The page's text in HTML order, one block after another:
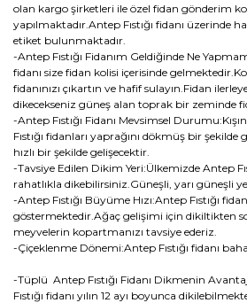
olan kargo şirketleri ile özel fidan gönderim
yapılmaktadır.Antep Fıstığı fidanı üzerinde
etiket bulunmaktadır.
-Antep Fıstığı Fidanım Geldiğinde Ne
fidanı size fidan kolisi içerisinde
fidanınızı çıkartın ve hafif sulayın.Fidan
dikecekseniz güneş alan toprak bir zeminde
-Antep Fıstığı Fidanı Mevsimsel
Fıstığı fidanları yaprağını dökmüş bir
hızlı bir şekilde gelişecektir.
-Tavsiye Edilen Dikim Yeri:Ülkemizde Antep
rahatlıkla dikebilirsiniz.Güneşli, yarı güneşli
-Antep Fıstığı Büyüme Hızı:Antep Fıstığı
göstermektedir.Ağaç gelişimi için dikiltikten
meyvelerin kopartmanızı tavsiye ederiz.
-Çiçeklenme Dönemi:Antep Fıstığı fidanı
-Tüplü Antep Fıstığı Fidanı Dikmenin
Fıstığı fidanı yılın 12 ayı boyunca